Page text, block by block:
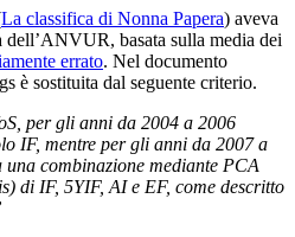
La classifica di Nonna Papera) aveva
dell’ANVUR, basata sulla media dei
errato. Nel documento
è sostituita dal seguente criterio.
per gli anni da 2004 a 2006
IF, mentre per gli anni da 2007 a
combinazione mediante PCA
di IF, 5YIF, AI e EF, come descritto